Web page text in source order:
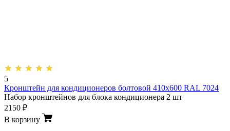
5
Кронштейн для кондиционеров болтовой 410х600 RAL 7024
Набор кронштейнов для блока кондиционера 2 шт
2150 ₽
В корзину